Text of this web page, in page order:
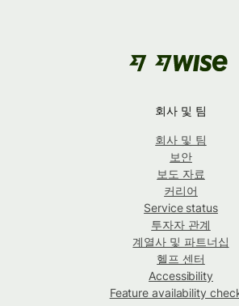
회사 및 팀
회사 및 팀
보안
보도 자료
커리어
Service status
투자자 관계
계열사 및 파트너십
헬프 센터
Accessibility
Feature availability